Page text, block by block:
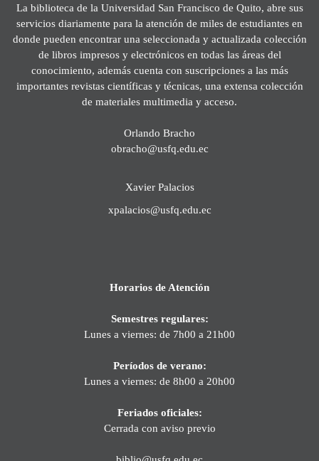
La biblioteca de la Universidad San Francisco de Quito, abre sus
servicios diariamente para la atención de miles de estudiantes en
donde pueden encontrar una seleccionada y actualizada colección
de libros impresos y electrónicos en todas las áreas del
conocimiento, además cuenta con suscripciones a las más
importantes revistas científicas y técnicas, una extensa colección
de materiales multimedia y acceso.
Orlando Bracho
obracho@usfq.edu.ec
Xavier Palacios
xpalacios@usfq.edu.ec
Horarios de Atención
Semestres regulares:
Lunes a viernes: de 7h00 a 21h00
Períodos de verano:
Lunes a viernes: de 8h00 a 20h00
Feriados oficiales:
Cerrada con aviso previo